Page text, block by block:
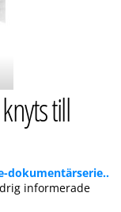
till
dokumentärserie..
informerade